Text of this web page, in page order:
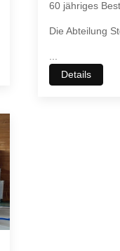
60 jähriges
Die Abteilung
...
Details